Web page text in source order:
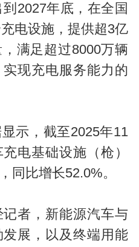
2027年底，在全国
电设施，提供超3亿
满足超过8000万辆
现充电服务能力的
示，截至2025年11
电基础设施（枪）
同比增长52.0%。
者，新能源汽车与
展，以及终端用能